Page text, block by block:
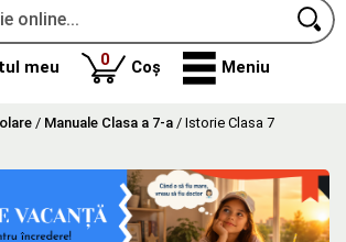
meu 0produse
Coș Meniu
/ Manuale Clasa a 7-a / Istorie Clasa 7